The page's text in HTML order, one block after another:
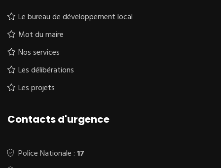
Le bureau de développement local
Mot du maire
Nos services
Les délibérations
Les projets
Contacts d'urgence
Police Nationale :17